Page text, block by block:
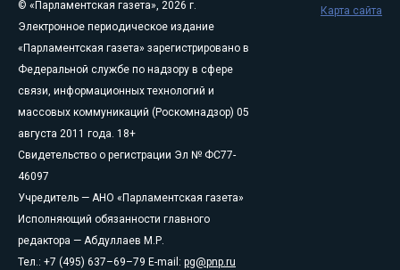
© «Парламентская газета», 2026 г.
Электронное периодическое издание
«Парламентская газета» зарегистрировано в
Федеральной службе по надзору в сфере
связи, информационных технологий и
массовых коммуникаций (Роскомнадзор) 05
августа 2011 года. 18+
Свидетельство о регистрации Эл № ФС77-
46097
Учредитель — АНО «Парламентская газета»
Исполняющий обязанности главного
редактора — Абдуллаев М.Р.
Тел.: +7 (495) 637–69–79 E-mail: pg@pnp.ru
Карта сайта